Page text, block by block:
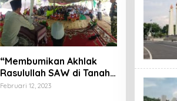
“Membumikan Akhlak
Rasulullah SAW di Tanah
Nusantara”
Februari 12, 2023